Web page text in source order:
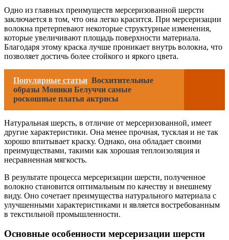
Одно из главных преимуществ мерсеризованной шерсти
заключается в том, что она легко красится. При мерсеризации
волокна претерпевают некоторые структурные изменения,
которые увеличивают площадь поверхности материала.
Благодаря этому краска лучше проникает внутрь волокна, что
позволяет достичь более стойкого и яркого цвета.
Популярные статьи Восхитительные
образы Моники Белуччи самые
роскошные платья актрисы
Натуральная шерсть, в отличие от мерсеризованной, имеет
другие характеристики. Она менее прочная, тусклая и не так
хорошо впитывает краску. Однако, она обладает своими
преимуществами, такими как хорошая теплоизоляция и
несравненная мягкость.
В результате процесса мерсеризации шерсти, полученное
волокно становится оптимальным по качеству и внешнему
виду. Оно сочетает преимущества натурального материала с
улучшенными характеристиками и является востребованным
в текстильной промышленности.
Основные особенности мерсеризации шерсти